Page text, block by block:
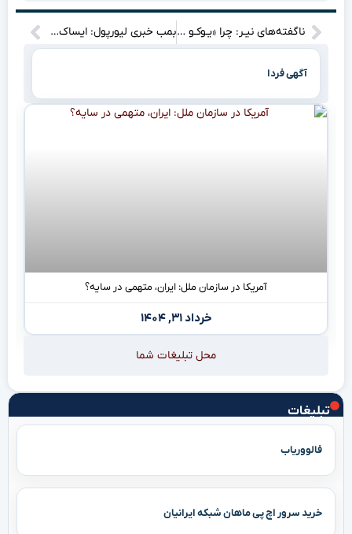
تبلیغات
فالووریاب
خرید سرور اچ پی ماهان شبکه ایرانیان
ناگفته‌های نیـر: چرا «یـوکـو تـارو» آخـرین یاغـی دنیای بازیه؟ بمب خبری لیورپول: ایساک چراغ سبز نشان داد، ویرتز هم در راه است؟
آگهی فردا
آمریکا در سازمان ملل: ایران، متهمی در سایه؟
خرداد ۳۱, ۱۴۰۴
محل تبلیغات شما